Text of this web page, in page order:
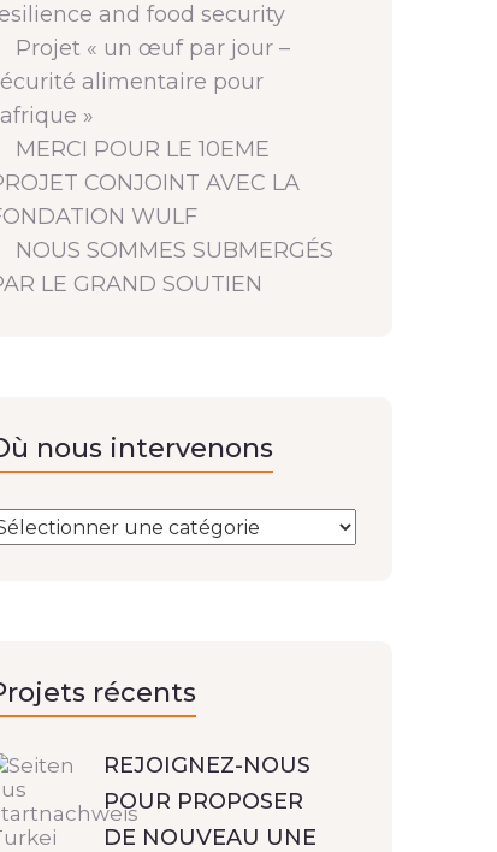
and food security
Projet « un œuf par jour –
alimentaire pour
»
MERCI POUR LE 10EME
CONJOINT AVEC LA
WULF
NOUS SOMMES SUBMERGÉS
LE GRAND SOUTIEN
nous intervenons
récents
REJOIGNEZ-NOUS
POUR PROPOSER
DE NOUVEAU UNE